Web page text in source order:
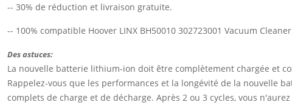
-- 30% de réduction et livraison gratuite.
-- 100% compatible Hoover LINX BH50010 302723001 Vacuum Cleaner
Des astuces:
La nouvelle batterie lithium-ion doit être complètement chargée et
Rappelez-vous que les performances et la longévité de la nouvelle
complets de charge et de décharge. Après 2 ou 3 cycles, vous